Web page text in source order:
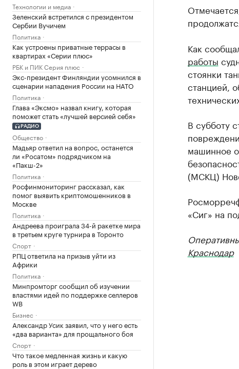
Технологии и медиа
Зеленский встретился с президентом
Сербии Вучичем
Политика
Как устроены приватные террасы в
квартирах «Серии плюс»
РБК и ПИК Серия плюс
Экс-президент Финляндии усомнился в
сценарии нападения России на НАТО
Политика
Глава «Эксмо» назвал книгу, которая
поможет стать «лучшей версией себя»
РАДИО
Общество
Мадьяр ответил на вопрос, останется
ли «Росатом» подрядчиком на
«Пакш-2»
Политика
Росфинмониторинг рассказал, как
помог выявить криптомошенников в
Москве
Политика
Андреева проиграла 34-й ракетке мира
в третьем круге турнира в Торонто
Спорт
РПЦ ответила на призыв уйти из
Африки
Политика
Минпромторг сообщил об изучении
властями идей по поддержке селлеров
WB
Бизнес
Александр Усик заявил, что у него есть
«два варианта» для прощального боя
Спорт
Что такое медленная жизнь и какую
роль в этом играет дерево
Как
работы
стоянки
станцией,
В субботу
машинное
(МСКЦ)
«Сиг» на
Краснодар